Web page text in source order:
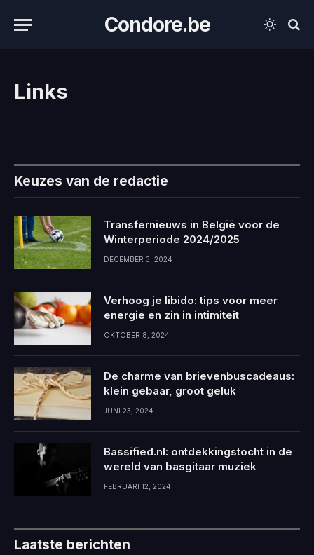
Condore.be
Links
Keuzes van de redactie
Transfernieuws in België voor de
Winterperiode 2024/2025
DECEMBER 3, 2024
Verhoog je libido: tips voor meer
energie en zin in intimiteit
OKTOBER 8, 2024
De charme van brievenbuscadeaus:
klein gebaar, groot geluk
JUNI 23, 2024
Bassified.nl: ontdekkingstocht in de
wereld van basgitaar muziek
FEBRUARI 12, 2024
Laatste berichten